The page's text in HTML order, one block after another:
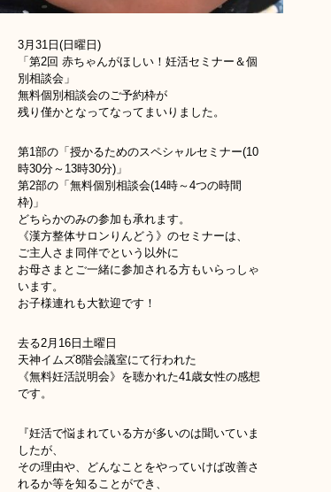
3月31日(日曜日)
「第2回 赤ちゃんがほしい！妊活セミナー＆個
別相談会」
無料個別相談会のご予約枠が
残り僅かとなってなってまいりました。
第1部の「授かるためのスペシャルセミナー(10
時30分～13時30分)」
第2部の「無料個別相談会(14時～4つの時間
枠)」
どちらかのみの参加も承れます。
《漢方整体サロンりんどう》のセミナーは、
ご主人さま同伴でという以外に
お母さまとご一緒に参加される方もいらっしゃ
います。
お子様連れも大歓迎です！
去る2月16日土曜日
天神イムズ8階会議室にて行われた
《無料妊活説明会》を聴かれた41歳女性の感想
です。
『妊活で悩まれている方が多いのは聞いていま
したが、
その理由や、どんなことをやっていけば改善さ
れるか等を知ることができ、